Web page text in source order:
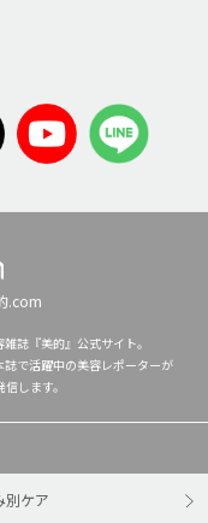
.com
誌『美的』公式サイト。
誌で活躍中の美容レポーターが
します。
別ケア